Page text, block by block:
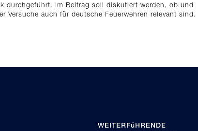
durchgeführt. Im Beitrag soll diskutiert werden, ob und
Versuche auch für deutsche Feuerwehren relevant sind.
WEITERFüHRENDE